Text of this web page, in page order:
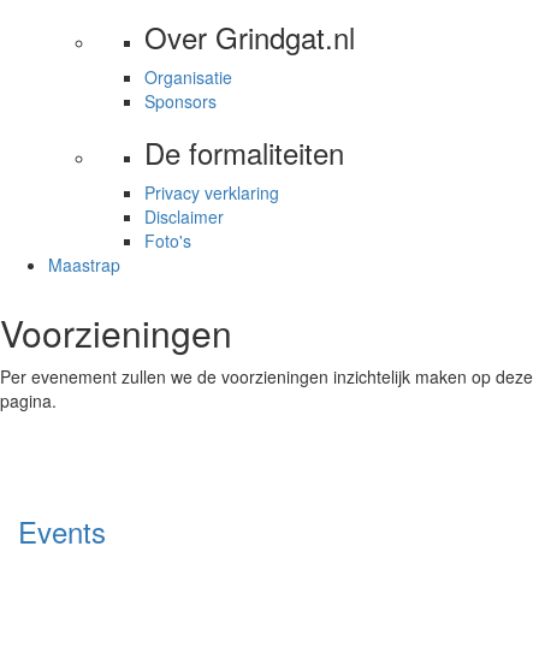
Over Grindgat.nl
Organisatie
Sponsors
De formaliteiten
Privacy verklaring
Disclaimer
Foto's
Maastrap
Voorzieningen
Per evenement zullen we de voorzieningen inzichtelijk maken op deze
pagina.
Events